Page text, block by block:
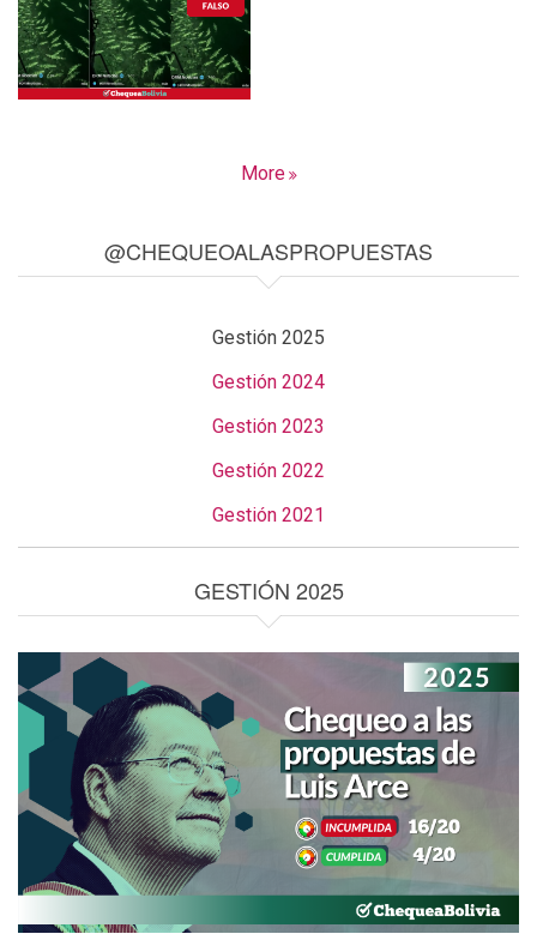
More
@CHEQUEOALASPROPUESTAS
Gestión 2025
Gestión 2024
Gestión 2023
Gestión 2022
Gestión 2021
GESTIÓN 2025